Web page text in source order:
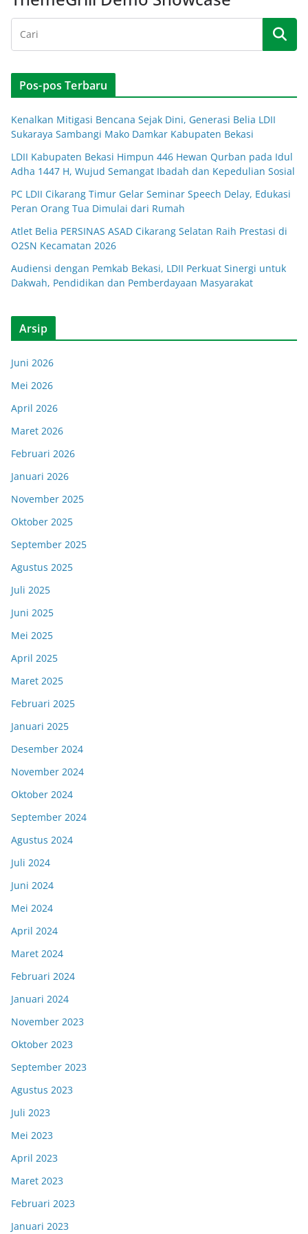
Pos-pos Terbaru
Kenalkan Mitigasi Bencana Sejak Dini, Generasi Belia LDII
Sukaraya Sambangi Mako Damkar Kabupaten Bekasi
LDII Kabupaten Bekasi Himpun 446 Hewan Qurban pada Idul
Adha 1447 H, Wujud Semangat Ibadah dan Kepedulian Sosial
PC LDII Cikarang Timur Gelar Seminar Speech Delay, Edukasi
Peran Orang Tua Dimulai dari Rumah
Atlet Belia PERSINAS ASAD Cikarang Selatan Raih Prestasi di
O2SN Kecamatan 2026
Audiensi dengan Pemkab Bekasi, LDII Perkuat Sinergi untuk
Dakwah, Pendidikan dan Pemberdayaan Masyarakat
Arsip
Juni 2026
Mei 2026
April 2026
Maret 2026
Februari 2026
Januari 2026
November 2025
Oktober 2025
September 2025
Agustus 2025
Juli 2025
Juni 2025
Mei 2025
April 2025
Maret 2025
Februari 2025
Januari 2025
Desember 2024
November 2024
Oktober 2024
September 2024
Agustus 2024
Juli 2024
Juni 2024
Mei 2024
April 2024
Maret 2024
Februari 2024
Januari 2024
November 2023
Oktober 2023
September 2023
Agustus 2023
Juli 2023
Mei 2023
April 2023
Maret 2023
Februari 2023
Januari 2023